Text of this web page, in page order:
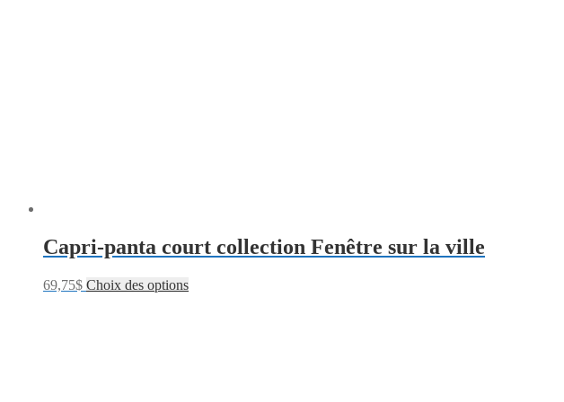
Capri-panta court collection Fenêtre sur la ville
69,75$ Choix des options